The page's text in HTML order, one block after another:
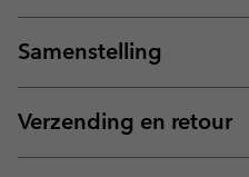
Samenstelling
Verzending en retour